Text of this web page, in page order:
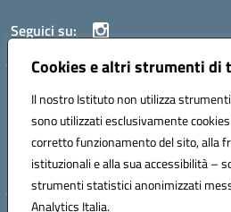
Cookies e altri strumenti di
Il nostro Istituto non utilizza
sono utilizzati esclusivamente
corretto funzionamento del sito, alla
istituzionali e alla sua accessibilità –
strumenti statistici anonimizzati
Analytics Italia.
Seguici su:
ISTITUTO ISTRUZIONE SUPERIORE
Codice fiscale: 80004310902 Codice
Telefono: 079951627
Mail: SSIS019006@istruzione.it PEC: